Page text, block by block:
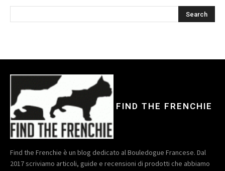
FIND THE FRENCHIE
Find the Frenchie è un blog dedicato al Bouledogue Francese. Dal
2017 scriviamo articoli, guide e recensioni di prodotti che abbiamo